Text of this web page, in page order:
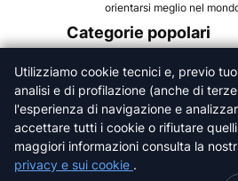
orientarsi meglio nel
Categorie popolari
Arezzo
Firenze
Grosseto
Livorno
Lucca
Massa-Carrara
Utilizziamo cookie tecnici e, previo
analisi e di profilazione (anche di
l'esperienza di navigazione e
accettare tutti i cookie o rifiutare
maggiori informazioni consulta la
privacy e sui cookie .